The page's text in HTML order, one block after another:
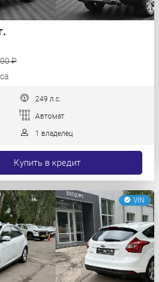
₽
249 л.с.
Автомат
1 владелец
Купить в кредит
VIN